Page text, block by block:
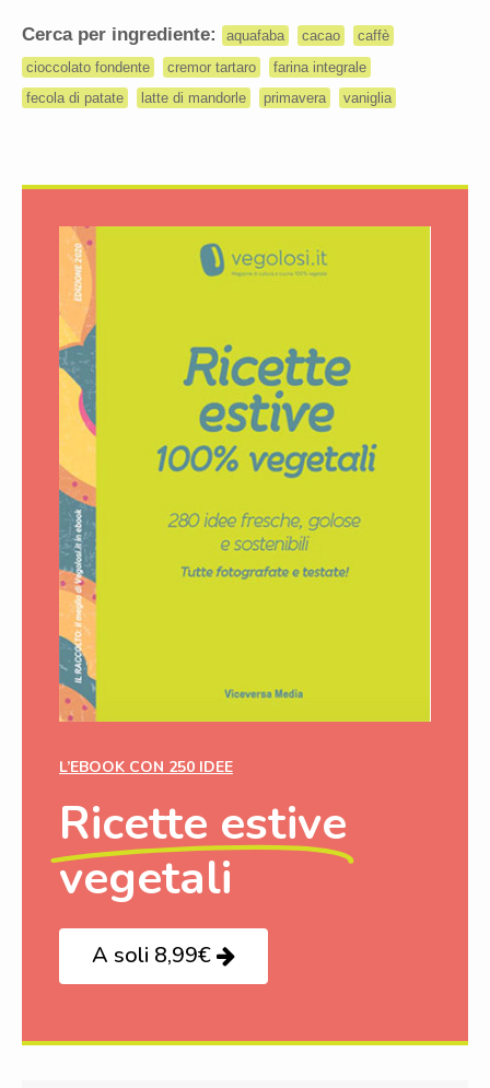
Cerca per ingrediente: aquafaba cacao
caffè
cioccolato fondente
cremor tartaro
farina integrale
fecola di patate
latte di mandorle primavera vaniglia
L’EBOOK CON 250 IDEE
Ricette estive
vegetali
A soli 8,99€